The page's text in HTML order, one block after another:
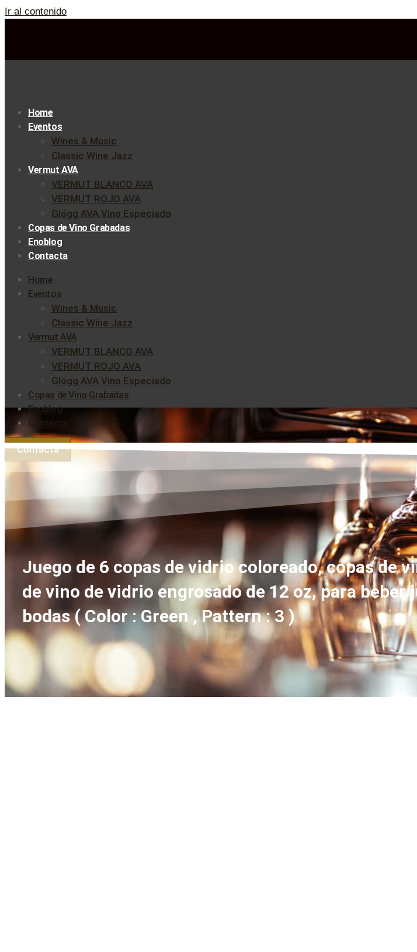
Ir al contenido
Home
Eventos
Wines & Music
Classic Wine Jazz
Vermut AVA
VERMUT BLANCO AVA
VERMUT ROJO AVA
Glögg AVA Vino Especiado
Copas de Vino Grabadas
Enoblog
Contacta
Home
Eventos
Wines & Music
Classic Wine Jazz
Vermut AVA
VERMUT BLANCO AVA
VERMUT ROJO AVA
Glögg AVA Vino Especiado
Copas de Vino Grabadas
Enoblog
Contacta
Contacta
Juego de 6 copas de vidrio coloreado, copas de
de vino de vidrio engrosado de 12 oz, para beber
bodas ( Color : Green , Pattern : 3 )